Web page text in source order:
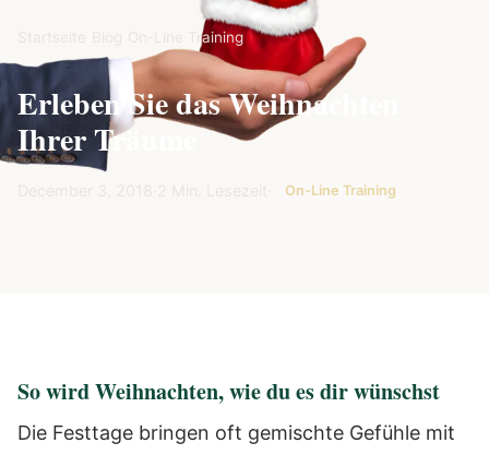
On-Line Training
Erleben Sie das Weihnachten
Ihrer Träume
On-Line Training
So wird Weihnachten, wie du es dir wünschst
Die Festtage bringen oft gemischte Gefühle mit